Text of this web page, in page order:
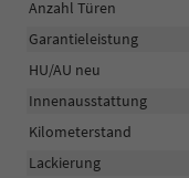
Anzahl Türen
Garantieleistung
HU/AU neu
Innenausstattung
Kilometerstand
Lackierung